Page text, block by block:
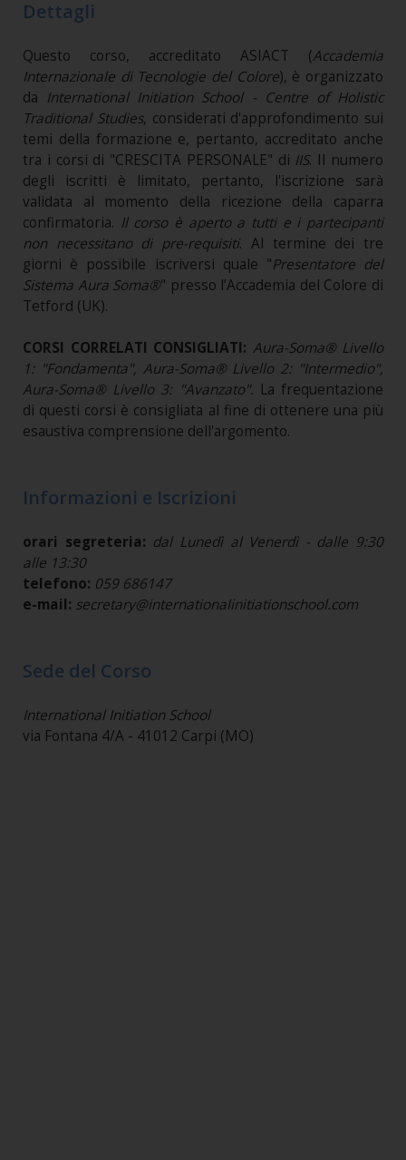
Dettagli
Questo corso, accreditato ASIACT (Accademia
Internazionale di Tecnologie del Colore), è organizzato
da International Initiation School - Centre of Holistic
Traditional Studies, considerati d'approfondimento sui
temi della formazione e, pertanto, accreditato anche
tra i corsi di "CRESCITA PERSONALE" di IIS. Il numero
degli iscritti è limitato, pertanto, l'iscrizione sarà
validata al momento della ricezione della caparra
confirmatoria. Il corso è aperto a tutti e i partecipanti
non necessitano di pre-requisiti. Al termine dei tre
giorni è possibile iscriversi quale "Presentatore del
Sistema Aura Soma®" presso l’Accademia del Colore di
Tetford (UK).
CORSI CORRELATI CONSIGLIATI: Aura-Soma® Livello
1: "Fondamenta", Aura-Soma® Livello 2: "Intermedio",
Aura-Soma® Livello 3: "Avanzato". La frequentazione
di questi corsi è consigliata al fine di ottenere una più
esaustiva comprensione dell'argomento.
Informazioni e Iscrizioni
orari segreteria: dal Lunedì al Venerdì - dalle 9:30
alle 13:30
telefono: 059 686147
e-mail: secretary@internationalinitiationschool.com
Sede del Corso
International Initiation School
via Fontana 4/A - 41012 Carpi (MO)